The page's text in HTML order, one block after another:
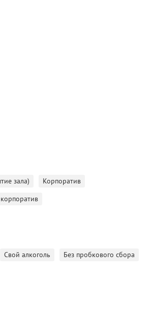
репутацию усердным трудом и
зала) Корпоратив
Свой алкоголь Без пробкового сбора